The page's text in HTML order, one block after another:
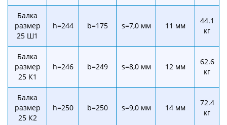
Балка
размер
25 Ш1
h=244 b=175 s=7,0 мм 11 мм
44.1
кг
Балка
размер
25 К1
h=246 b=249 s=8,0 мм 12 мм
62.6
кг
Балка
размер
25 К2
h=250 b=250 s=9,0 мм 14 мм
72.4
кг